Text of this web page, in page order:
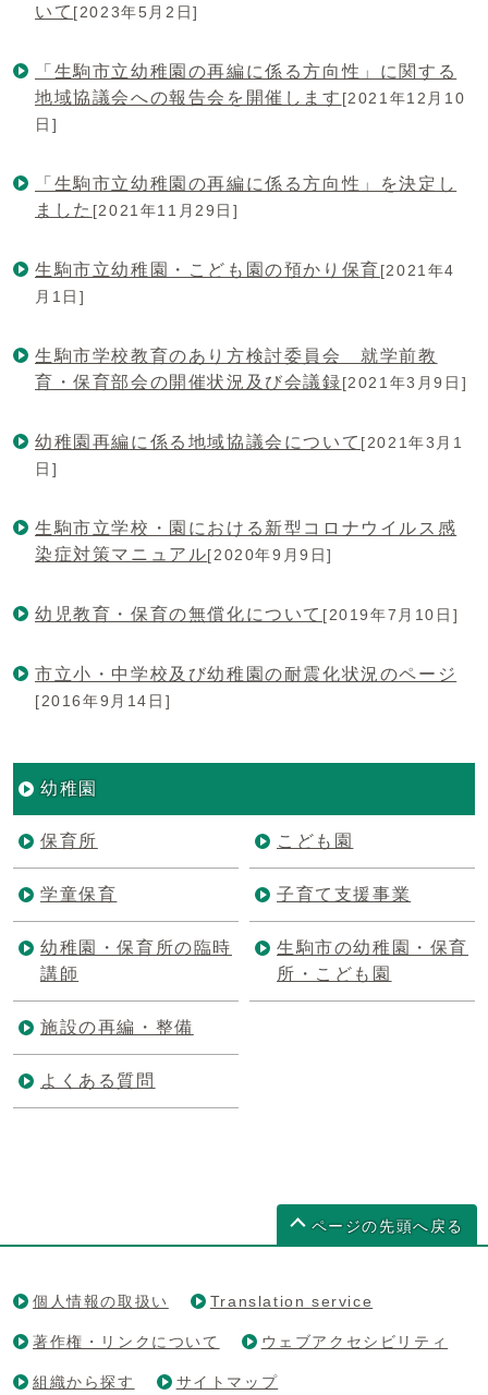
いて [2023年5月2日]
「生駒市立幼稚園の再編に係る方向性」に関する
地域協議会への報告会を開催します [2021年12月10
日]
「生駒市立幼稚園の再編に係る方向性」を決定し
ました [2021年11月29日]
生駒市立幼稚園・こども園の預かり保育[2021年4
月1日]
生駒市学校教育のあり方検討委員会 就学前教
育・保育部会の開催状況及び会議録[2021年3月9日]
幼稚園再編に係る地域協議会について [2021年3月1
日]
生駒市立学校・園における新型コロナウイルス感
染症対策マニュアル[2020年9月9日]
幼児教育・保育の無償化について [2019年7月10日]
市立小・中学校及び幼稚園の耐震化状況のページ
[2016年9月14日]
幼稚園
保育所 こども園
学童保育 子育て支援事業
幼稚園・保育所の臨時
講師
生駒市の幼稚園・保育
所・こども園
施設の再編・整備
よくある質問
ページの先頭へ戻る
個人情報の取扱い Translation service
著作権・リンクについて ウェブアクセシビリティ
組織から探す サイトマップ